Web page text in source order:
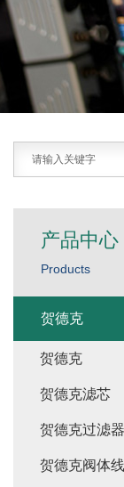
产品中心
Products
贺德克
贺德克
贺德克滤芯
贺德克过滤器
贺德克阀体